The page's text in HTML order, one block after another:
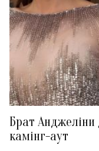
Брат
камінг-аут